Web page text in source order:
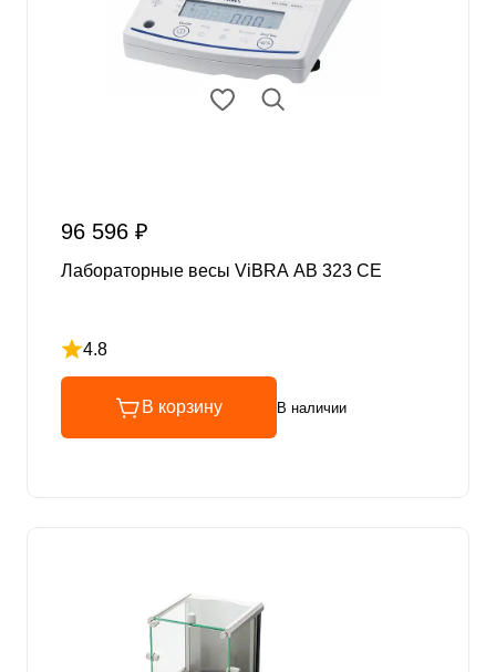
96 596 ₽
Лабораторные весы ViBRA AB 323 CE
4.8
Рейтинг 4.8 из 5
В корзину В наличии